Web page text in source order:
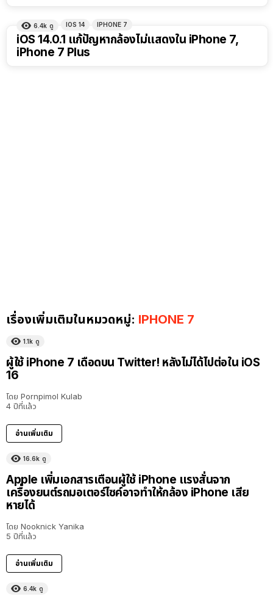
6.4k ดู IOS 14 IPHONE 7
iOS 14.0.1 แก้ปัญหากล้องไม่แสดงใน iPhone 7,
iPhone 7 Plus
เรื่องเพิ่มเติมในหมวดหมู่: IPHONE 7
1.1k ดู
ผู้ใช้ iPhone 7 เดือดบน Twitter! หลังไม่ได้ไปต่อใน iOS
16
โดย Pornpimol Kulab
4 ปีที่แล้ว
อ่านเพิ่มเติม
16.6k ดู
Apple เพิ่มเอกสารเตือนผู้ใช้ iPhone แรงสั่นจาก
เครื่องยนต์รถมอเตอร์ไซค์อาจทำให้กล้อง iPhone เสีย
หายได้
โดย Nooknick Yanika
5 ปีที่แล้ว
อ่านเพิ่มเติม
6.4k ดู